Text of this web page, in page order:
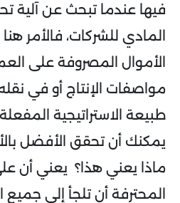
فيها عندما تبحث عن آلية
المادي للشركات، فالأمر
الأموال المصروفة على
مواصفات الإنتاج أو في
طبيعة الاستراتيجية
يمكنك أن تحقق الأفضل
ماذا يعني هذا؟ يعني أن
المحترفة أن تلجأ إلى جميع